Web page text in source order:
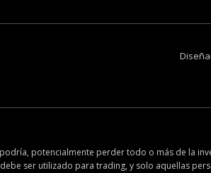
potencialmente perder todo o más de la
ser utilizado para trading, y solo aquellas